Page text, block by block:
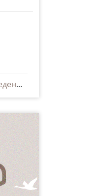
Просмотреть все сведения